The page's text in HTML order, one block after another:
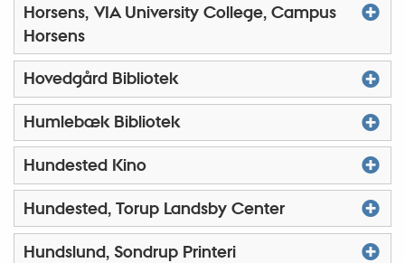
Horsens, VIA University College, Campus
Horsens
Hovedgård Bibliotek
Humlebæk Bibliotek
Hundested Kino
Hundested, Torup Landsby Center
Hundslund, Sondrup Printeri